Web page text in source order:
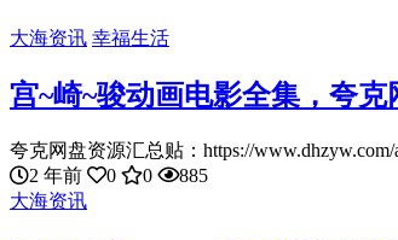
大海资讯 幸福生活
宫~崎~骏动画电影全集，夸克
夸克网盘资源汇总贴：https://www.dhzyw.com/
2 年前
0 0
885
大海资讯